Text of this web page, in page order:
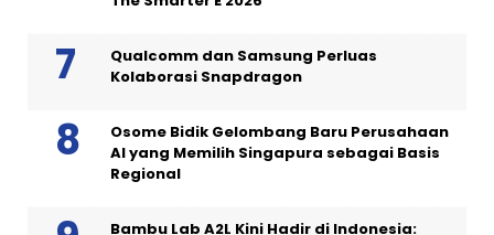
Qualcomm dan Samsung Perluas
Kolaborasi Snapdragon
Osome Bidik Gelombang Baru Perusahaan
AI yang Memilih Singapura sebagai Basis
Regional
Bambu Lab A2L Kini Hadir di Indonesia: